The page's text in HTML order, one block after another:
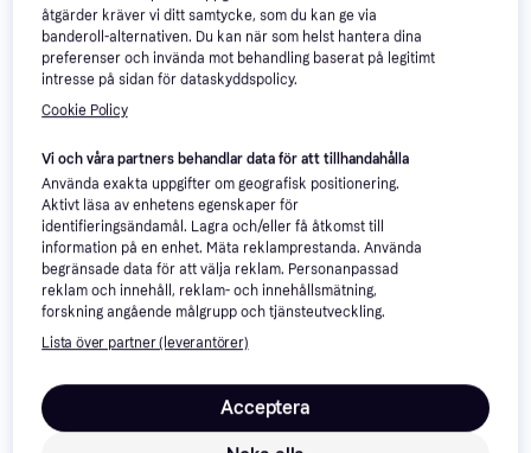
Vit
UV-tröja, Färg: Vit, Natur, Blå,
Material: Elastan/Lycra/Spandex,
Polyester, Mönster: Enfärgad,
Randig
212 kr 235 kr
2 butiker
Wheat Ada UV40+ Badtröja -
Multi Rainbow
UV-tröja, Färg: Rosa, Material:
Elastan/Lycra/Spandex, Polyester
Trendande
Color Kids UV Shirt -
Soft Gallery Badtröja UV50
Astin m. Emojies Badkläder
UV-tröja, Färg: Röd, Rosa, Blå,
åtgärder kräver vi ditt samtycke, som du kan ge via
banderoll-alternativen. Du kan när som helst hantera dina
preferenser och invända mot behandling baserat på legitimt
intresse på sidan för dataskyddspolicy.
Cookie Policy
Vi och våra partners behandlar data för att tillhandahålla
Använda exakta uppgifter om geografisk positionering.
Aktivt läsa av enhetens egenskaper för
identifieringsändamål. Lagra och/eller få åtkomst till
information på en enhet. Mäta reklamprestanda. Använda
begränsade data för att välja reklam. Personanpassad
reklam och innehåll, reklam- och innehållsmätning,
forskning angående målgrupp och tjänsteutveckling.
Lista över partner (leverantörer)
Acceptera